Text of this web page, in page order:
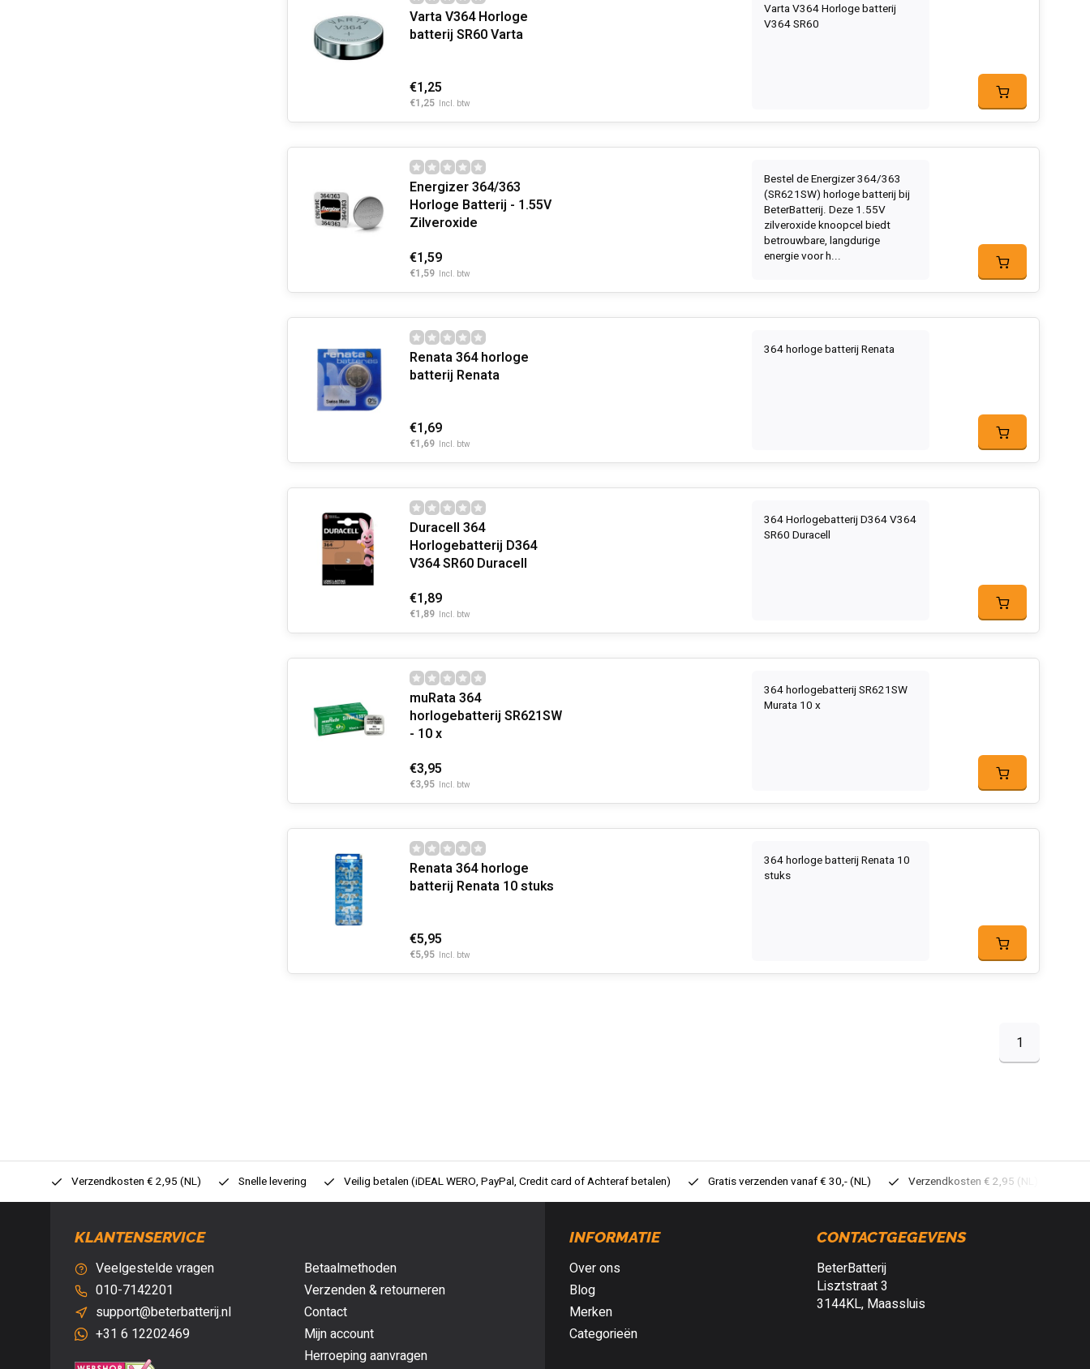
Varta V364 Horloge
batterij SR60 Varta
€1,25
€1,25 Incl. btw
Varta V364 Horloge batterij
V364 SR60
Energizer 364/363
Horloge Batterij - 1.55V
Zilveroxide
€1,59
€1,59 Incl. btw
Bestel de Energizer 364/363
(SR621SW) horloge batterij bij
BeterBatterij. Deze 1.55V
zilveroxide knoopcel biedt
betrouwbare, langdurige
energie voor h...
Renata 364 horloge
batterij Renata
€1,69
€1,69 Incl. btw
364 horloge batterij Renata
Duracell 364
Horlogebatterij D364
V364 SR60 Duracell
€1,89
€1,89 Incl. btw
364 Horlogebatterij D364 V364
SR60 Duracell
muRata 364
horlogebatterij SR621SW
- 10 x
€3,95
€3,95 Incl. btw
364 horlogebatterij SR621SW
Murata 10 x
Renata 364 horloge
batterij Renata 10 stuks
€5,95
€5,95 Incl. btw
364 horloge batterij Renata 10
stuks
1
Verzendkosten € 2,95 (NL) Snelle levering Veilig betalen (iDEAL WERO, PayPal, Credit card of Achteraf betalen) Gratis verzenden vanaf € 30,- (NL) Verzendkosten € 2,95 (NL)
KLANTENSERVICE
Veelgestelde vragen
010-7142201
support@beterbatterij.nl
+31 6 12202469
Betaalmethoden
Verzenden & retourneren
Contact
Mijn account
Herroeping aanvragen
INFORMATIE
Over ons
Blog
Merken
Categorieën
CONTACTGEGEVENS
BeterBatterij
Lisztstraat 3
3144KL, Maassluis